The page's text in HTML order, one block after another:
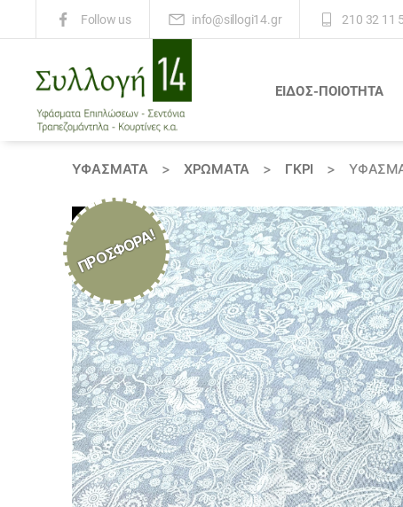
Follow us info@sillogi14.gr 210 32 11
ΕΙΔΟΣ-ΠΟΙΟΤΗΤΑ
ΥΦΆΣΜΑΤΑ > ΧΡΏΜΑΤΑ > ΓΚΡΙ >
ΠΡΟΣΦΟΡΆ!